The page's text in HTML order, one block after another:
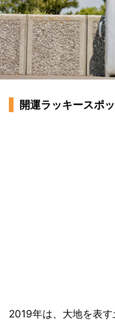
開運ラッキースポ
2019年は、大地を表